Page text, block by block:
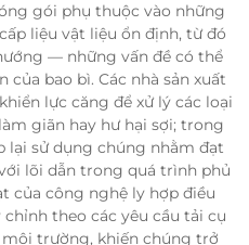
gói phụ thuộc vào những
liệu vật liệu ổn định, từ đó
— những vấn đề có thể
bao bì. Các nhà sản xuất
lực căng để xử lý các loại
giãn hay hư hại sợi; trong
lại sử dụng chúng nhằm đạt
lõi dẫn trong quá trình phủ
của công nghệ ly hợp điều
theo các yêu cầu tải cụ
trường, khiến chúng trở